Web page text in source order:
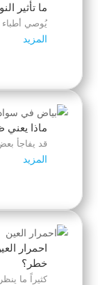
ما تأثير
يُوصي
المزيد
ماذا
قد يفاجأ
المزيد
احمرار
خطر؟
كثيراً ما